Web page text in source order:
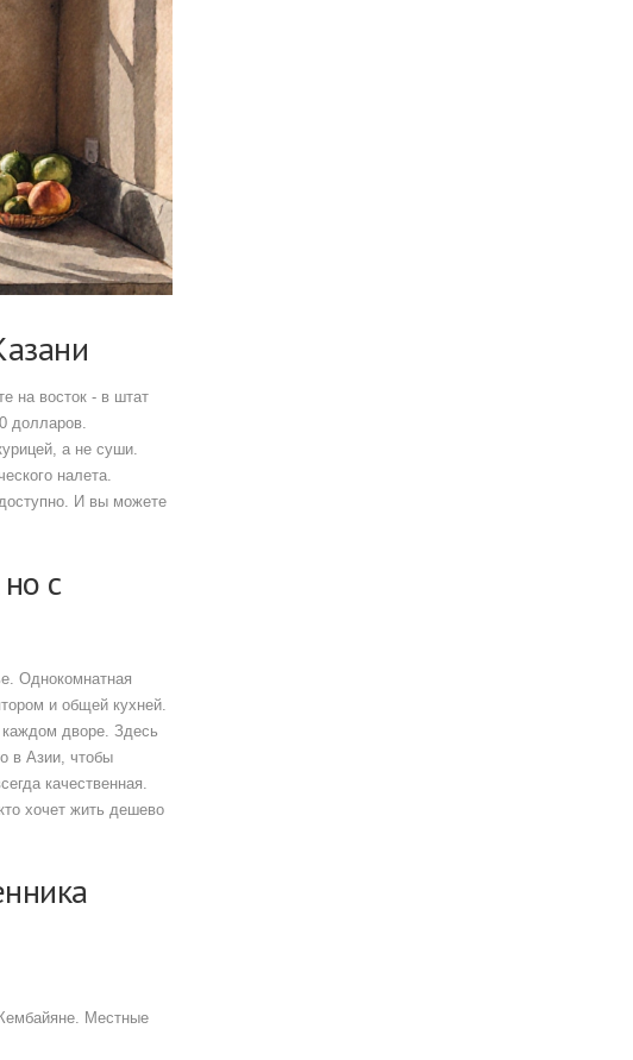
на восток - в штат
долларов.
а не суши.
налета.
И вы можете
с
Однокомнатная
и общей кухней.
дворе. Здесь
в Азии, чтобы
качественная.
хочет жить дешево
Местные